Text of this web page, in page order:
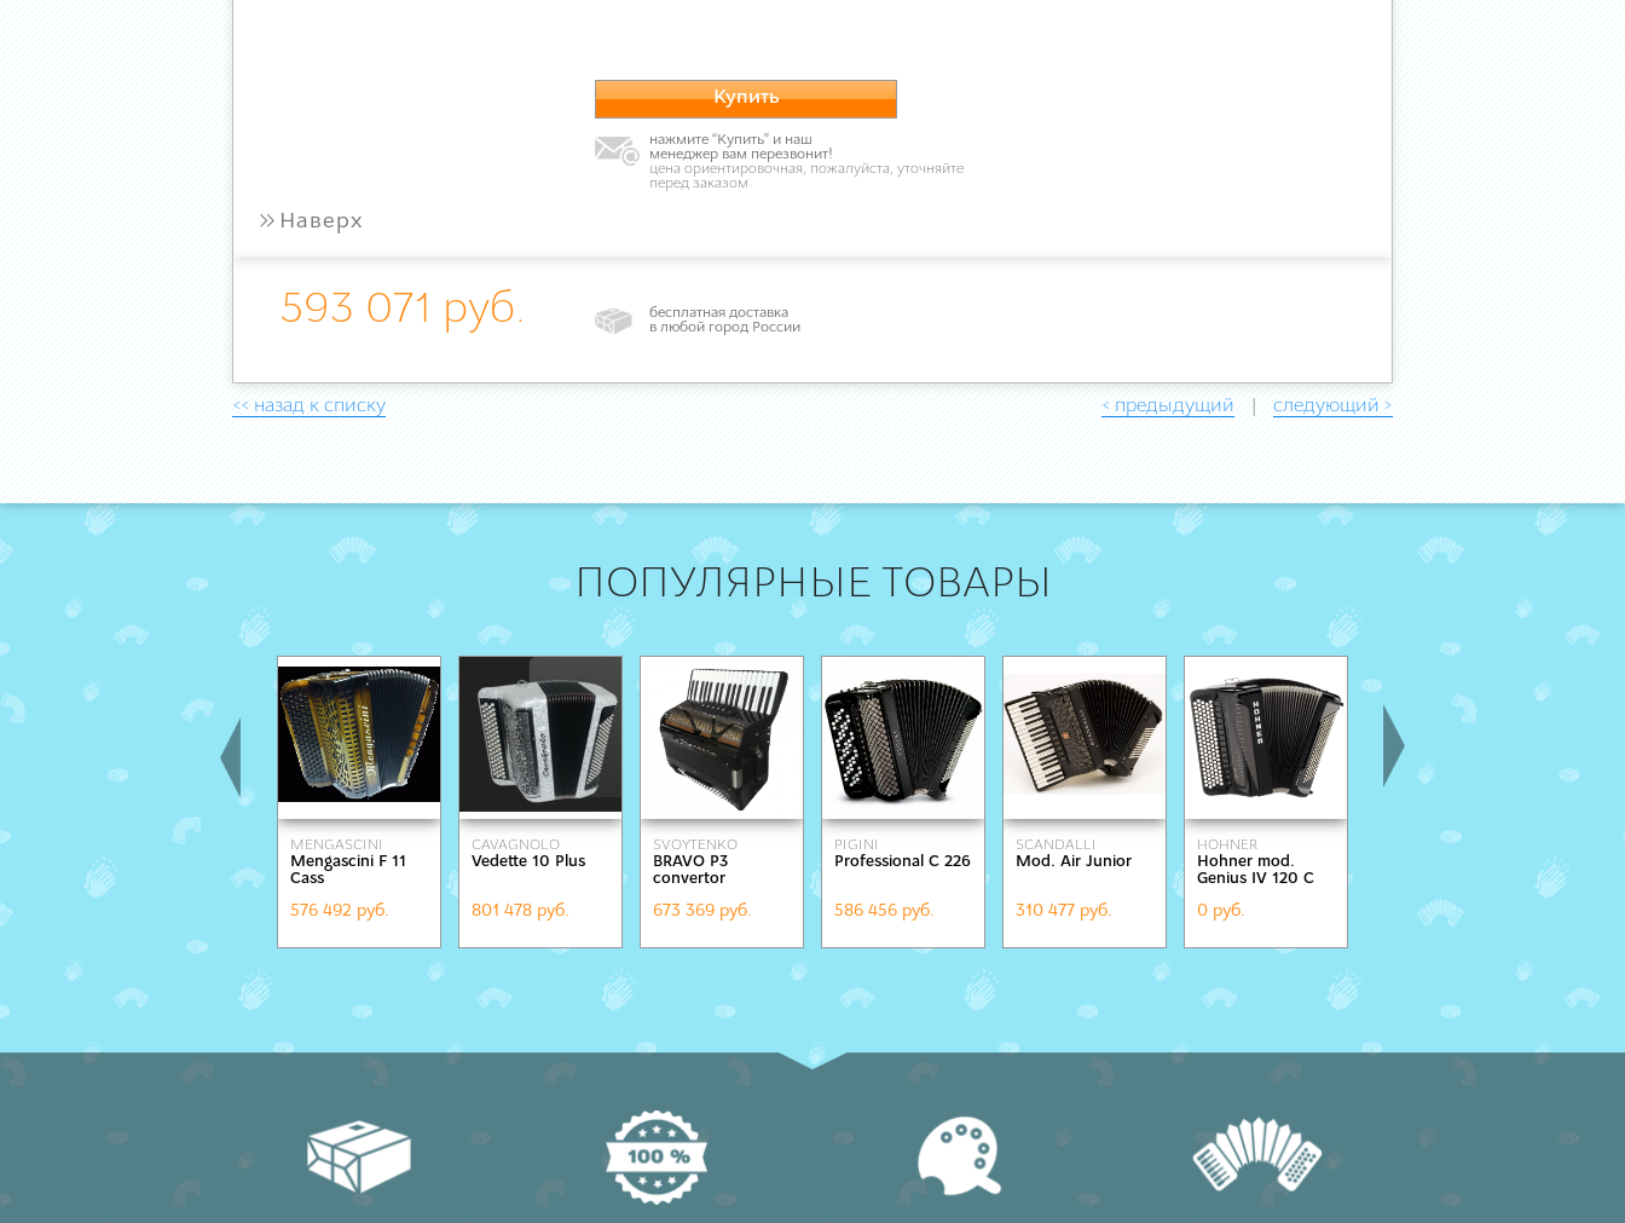
Купить
нажмите “Купить” и наш
менеджер вам перезвонит!
цена ориентировочная, пожалуйста, уточняйте
перед заказом
» Наверх
593 071 руб.
бесплатная доставка
в любой город России
<< назад к списку < предыдущий | следующий >
ПОПУЛЯРНЫЕ ТОВАРЫ
MENGASCINI
Mengascini F 11
Cass
576 492 руб.
СAVAGNOLO
Vedette 10 Plus
801 478 руб.
SVOYTENKO
ACCORDIONS
BRAVO P3
convertor
673 369 руб.
PIGINI
Professional C 226
586 456 руб.
SCANDALLI
Mod. Air Junior
310 477 руб.
HOHNER
Hohner mod.
Genius IV 120 C
0 руб.
MENGASCINI
443 108 руб.
Bayab -